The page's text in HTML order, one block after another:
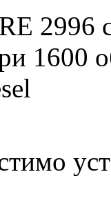
2996
1600